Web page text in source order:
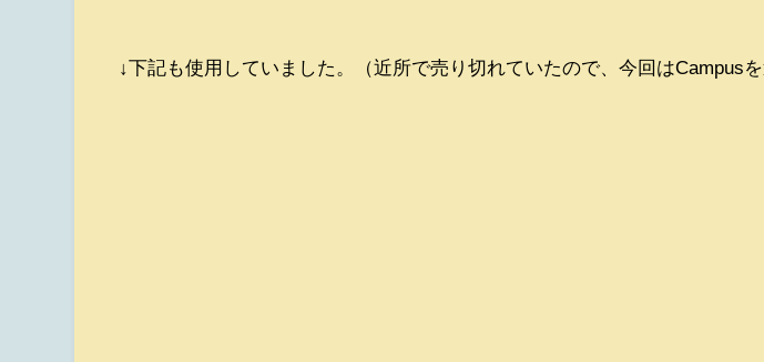
↓下記も使用していました。（近所で売り切れていたので、今回はCampusを